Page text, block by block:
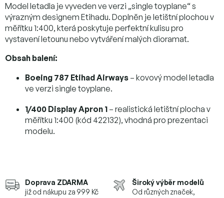
Doprava ZDARMA
již od nákupu za 999 Kč
Široký výběr modelů
Od různých značek,
Model letadla je vyveden ve verzi „single toyplane“ s
výrazným designem Etihadu. Doplněn je letištní plochou v
měřítku 1:400, která poskytuje perfektní kulisu pro
vystavení letounu nebo vytváření malých dioramat.
Obsah balení:
Boeing 787 Etihad Airways – kovový model letadla
ve verzi single toyplane.
1/400 Display Apron 1 – realistická letištní plocha v
měřítku 1:400 (kód 422132), vhodná pro prezentaci
modelu.